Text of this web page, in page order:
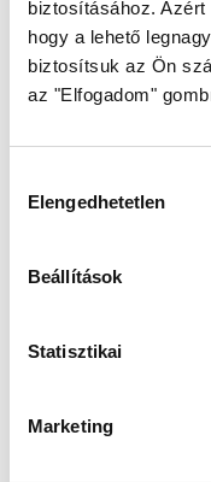
biztosításához. Azért
hogy a lehető
biztosítsuk az Ön
az "Elfogadom"
kiválasztása
Elengedhetetlen
Beállítások
Statisztikai
Marketing
101 100 Ft
Doros Stone
Méret
Termékkód
Bruttó akciós ár
Méret